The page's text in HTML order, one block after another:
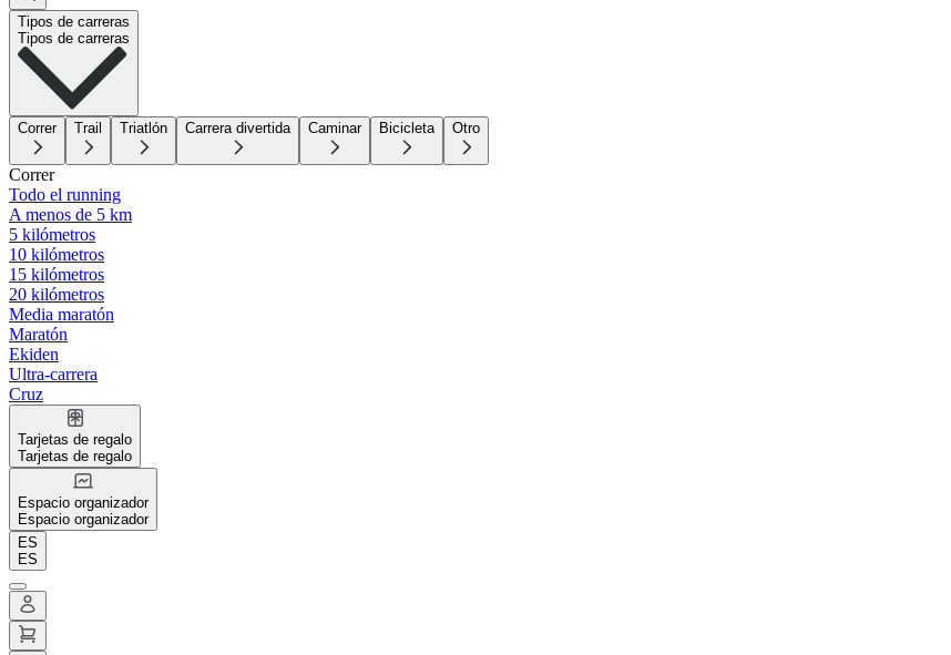
Tipos de carreras
Tipos de carreras
Correr Trail Triatlón Carrera divertida Caminar Bicicleta Otro
Correr
Todo el running
A menos de 5 km
5 kilómetros
10 kilómetros
15 kilómetros
20 kilómetros
Media maratón
Maratón
Ekiden
Ultra-carrera
Cruz
Tarjetas de regalo
Tarjetas de regalo
Espacio organizador
Espacio organizador
ES
ES